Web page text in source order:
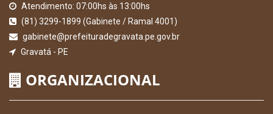
Atendimento: 07:00hs às 13:00hs
(81) 3299-1899 (Gabinete / Ramal 4001)
gabinete@prefeituradegravata.pe.gov.br
Gravatá - PE
ORGANIZACIONAL